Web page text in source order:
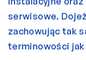
serwisowe.
zachowując tak
terminowości jak